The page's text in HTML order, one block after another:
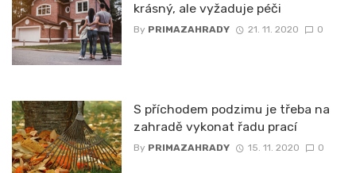
krásný, ale vyžaduje péči
By PRIMAZAHRADY 21. 11. 2020 0
S příchodem podzimu je třeba na
zahradě vykonat řadu prací
By PRIMAZAHRADY 15. 11. 2020 0